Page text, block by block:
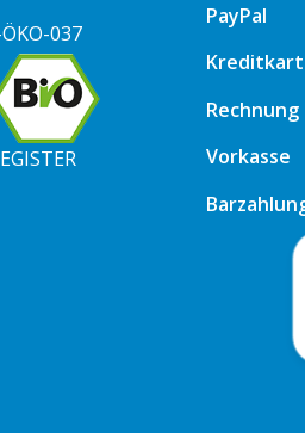
037
PayPal
Rechnung
Vorkasse